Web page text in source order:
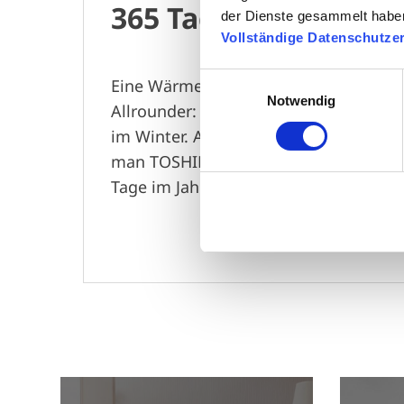
der Dienste gesammelt
Vollständige
Notwendig
365 Tage Heizen und
Eine Wärmepumpe mit TOSHIBA
Allrounder: wohltuende Kühlung im
im Winter. Alternativ zu einer
man TOSHIBA Luft-Luft und Luft-
Tage im Jahr vielfältig nutzen.